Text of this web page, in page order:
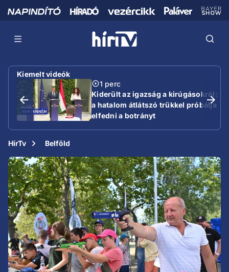
Kiemelt videók
1 perc
Kiderült az igazság a kirúgásokról:
a hatalom átlátszó trükkel próbálja
elfedni a botrányt
HírTv Belföld